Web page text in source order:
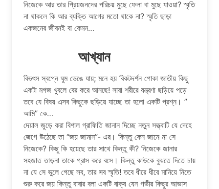
নিজেকে আর তার প্রিয়জনদের পরিচয় মুছে ফেলা বা মুছে যাওয়া? স্মৃতি
না থাকলে কি আর ব্যক্তি আগের মতো থাকে না? স্মৃতি ছাড়া
একজনের জীবনই বা কেমন…
আখ্যান
বিভৎস স্বপ্নে ঘুম ভেঙে যায়; মনে হয় বিকটদর্শন পোকা জাতীয় কিছু
একটা মগজ খুবলে বের করে আনছে! সারা শরীরে যন্ত্রণা ছড়িয়ে পড়ে
তবে যে বিষয় এসব কিছুকে ছড়িয়ে যাচ্ছে তা হলো একটি প্রশ্ন। ”
আমি” কে…
দেয়াল জুড়ে করা বিশাল গ্রাফিতি জানান দিচ্ছে নতুন সত্ত্বাটি যে দেহে
জেগে উঠেছে তা “জয় জামান”- এর। কিন্তু কেন জানে না সে
নিজেকে? কিছু কি হয়েছে তার সাথে কিন্তু কী? নিজেকে জানার
সহজাত তাড়না তাকে গ্রাস করে বসে। কিন্তু কাউকে বুঝতে দিতে চায়
না যে সে ভুলে গেছে সব, তার সব স্মৃতি! তবে ধীরে ধীরে মানিয়ে নিতে
শুরু করে জয় কিন্তু বাবার বলা একটি বাক্য যেন গভীর কিছুর আভাস